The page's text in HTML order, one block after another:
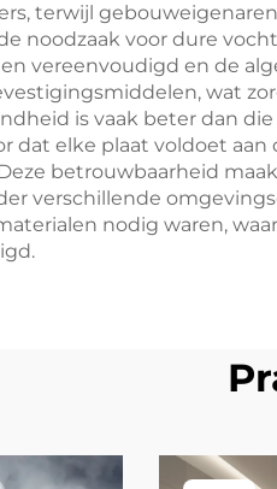
terwijl
noodzaak voor dure
vereenvoudigd en de
wat
is vaak beter dan
dat elke plaat voldoet
betrouwbaarheid
verschillende
nodig waren,